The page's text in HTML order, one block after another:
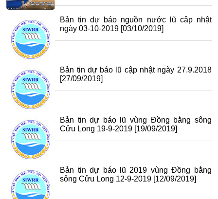
Bản tin dự báo nguồn nước lũ cập nhật
ngày 03-10-2019 [03/10/2019]
Bản tin dự báo lũ cập nhật ngày 27.9.2018
[27/09/2019]
Bản tin dự báo lũ vùng Đồng bằng sông
Cửu Long 19-9-2019 [19/09/2019]
Bản tin dự báo lũ 2019 vùng Đồng bằng
sông Cửu Long 12-9-2019 [12/09/2019]